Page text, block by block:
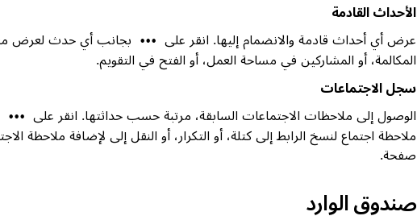
الأحداث القادمة
عرض أي أحداث قادمة والانضمام إليها. انقر على
•••
بجانب أي حدث لعرض
المكالمة، أو المشاركين في مساحة العمل، أو الفتح في التقويم.
سجل الاجتماعات
الوصول إلى ملاحظات الاجتماعات السابقة، مرتبة حسب حداثتها. انقر على
•••
ملاحظة اجتماع لنسخ الرابط إلى كتلة، أو التكرار، أو النقل إلى لإضافة ملاحظة
صفحة.
صندوق الوارد